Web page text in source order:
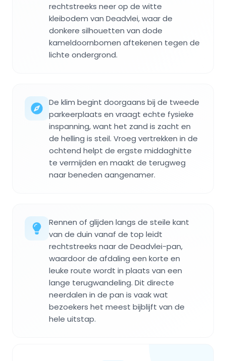
rechtstreeks neer op de witte
kleibodem van Deadvlei, waar de
donkere silhouetten van dode
kameldoornbomen aftekenen tegen de
lichte ondergrond.
De klim begint doorgaans bij de tweede
parkeerplaats en vraagt echte fysieke
inspanning, want het zand is zacht en
de helling is steil. Vroeg vertrekken in de
ochtend helpt de ergste middaghitte
te vermijden en maakt de terugweg
naar beneden aangenamer.
Rennen of glijden langs de steile kant
van de duin vanaf de top leidt
rechtstreeks naar de Deadvlei-pan,
waardoor de afdaling een korte en
leuke route wordt in plaats van een
lange terugwandeling. Dit directe
neerdalen in de pan is vaak wat
bezoekers het meest bijblijft van de
hele uitstap.